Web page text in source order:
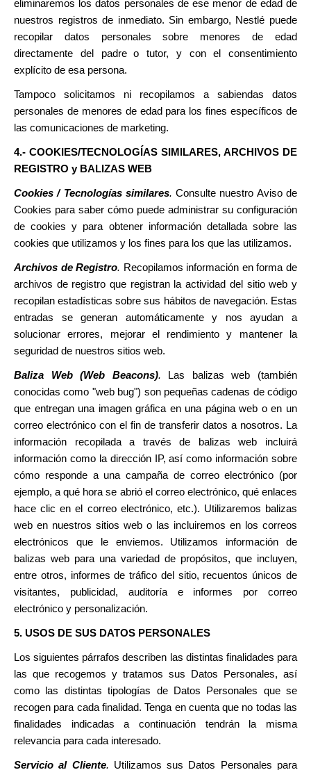
eliminaremos los datos personales de ese menor de edad de
nuestros registros de inmediato. Sin embargo, Nestlé puede
recopilar datos personales sobre menores de edad
directamente del padre
o tutor, y con el consentimiento
explícito de esa persona.
Tampoco solicitamos ni recopilamos a sabiendas datos
personales de menores de edad para los fines específicos de
las comunicaciones de marketing.
4.- COOKIES/TECNOLOGÍAS SIMILARES, ARCHIVOS DE
REGISTRO y BALIZAS WEB
Cookies / Tecnologías similares. Consulte nuestro Aviso de
Cookies para saber cómo puede administrar su configuración
de cookies y para obtener información detallada sobre las
cookies que utilizamos y los fines para los que las utilizamos.
Archivos de Registro. Recopilamos información en forma de
archivos de registro que registran la actividad del sitio web y
recopilan estadísticas sobre sus hábitos de navegación. Estas
entradas se generan automáticamente y nos ayudan a
solucionar errores, mejorar el rendimiento y mantener la
seguridad de nuestros sitios web.
Baliza Web (Web Beacons). Las balizas web (también
conocidas como "web bug") son pequeñas cadenas de código
que entregan una imagen gráfica en una página web o en un
correo electrónico con el fin de transferir datos a nosotros. La
información recopilada a través de balizas web incluirá
información como la dirección IP, así como información sobre
cómo responde a una campaña de correo electrónico (por
ejemplo, a qué hora se abrió el correo electrónico, qué enlaces
hace clic en el correo electrónico, etc.). Utilizaremos balizas
web en nuestros sitios web o las incluiremos en los correos
electrónicos que le enviemos. Utilizamos información de
balizas web para una variedad de propósitos, que incluyen,
entre otros, informes de tráfico del sitio, recuentos únicos de
visitantes, publicidad, auditoría e informes por correo
electrónico y personalización.
5. USOS DE SUS DATOS PERSONALES
Los siguientes párrafos describen las distintas finalidades para
las que recogemos y tratamos sus Datos Personales, así
como las distintas tipologías de Datos Personales que se
recogen para cada finalidad. Tenga en cuenta que no todas las
finalidades indicadas a continuación tendrán la misma
relevancia para cada interesado.
Servicio al Cliente. Utilizamos sus Datos Personales para